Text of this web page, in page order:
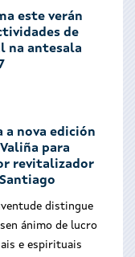
este verán
de
na antesala
a nova edición
para
revitalizador
distingue
ánimo de lucro
e espirituais